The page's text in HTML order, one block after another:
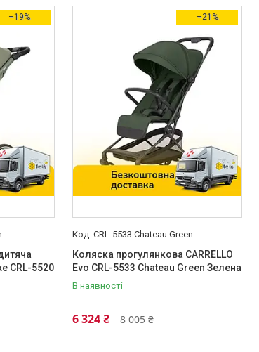
–19%
CRL-5520
–21%
CRL-5533 Chateau Green
Коляска прогулянкова CARRELLO
Evo CRL-5533 Chateau Green Зелена
В наявності
8 005 ₴
6 324 ₴